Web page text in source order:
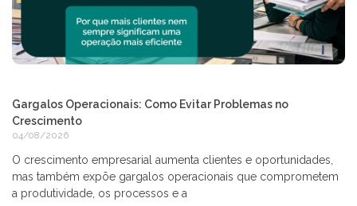
Gargalos Operacionais: Como Evitar Problemas no
Crescimento
04/08/2026
O crescimento empresarial aumenta clientes e oportunidades,
mas também expõe gargalos operacionais que comprometem
a produtividade, os processos e a